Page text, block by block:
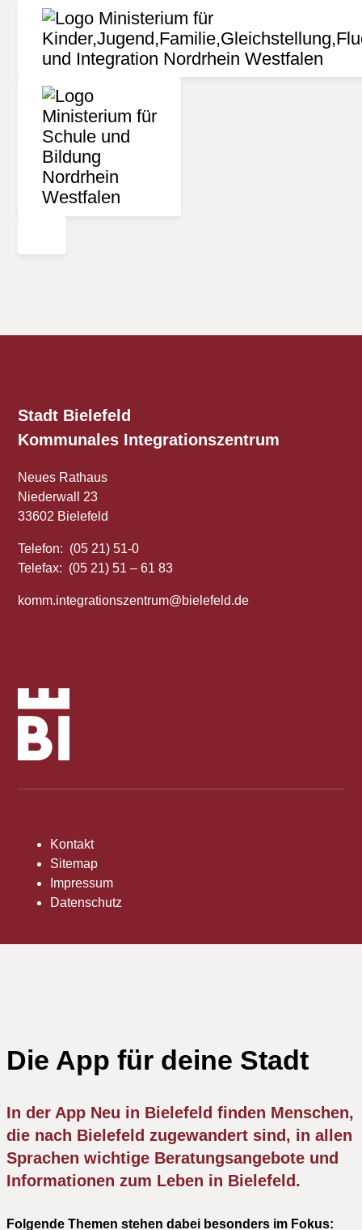
Stadt Bielefeld
Kommunales Integrationszentrum
Neues Rathaus
Niederwall 23
33602 Bielefeld
Telefon: (05 21) 51-0
Telefax: (05 21) 51 – 61 83
komm.integrationszentrum@bielefeld.de
Kontakt
Sitemap
Impressum
Datenschutz
Die App für deine Stadt
In der App Neu in Bielefeld finden Menschen,
die nach Bielefeld zugewandert sind, in allen
Sprachen wichtige Beratungsangebote und
Informationen zum Leben in Bielefeld.
Folgende Themen stehen dabei besonders im Fokus: